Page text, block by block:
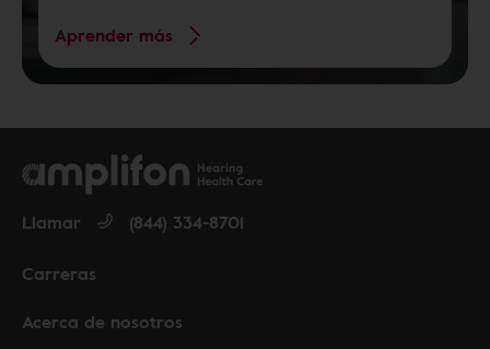
Aprender más
Acerca de nosotros
Carreras
Llamar (844) 334-8701